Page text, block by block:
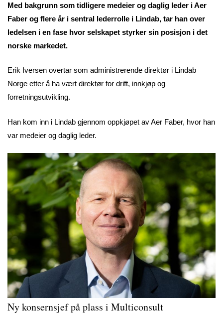
Med bakgrunn som tidligere medeier og daglig leder i Aer
Faber og flere år i sentral lederrolle i Lindab, tar han over
ledelsen i en fase hvor selskapet styrker sin posisjon i det
norske markedet.
Erik Iversen overtar som administrerende direktør i Lindab
Norge etter å ha vært direktør for drift, innkjøp og
forretningsutvikling.
Han kom inn i Lindab gjennom oppkjøpet av Aer Faber, hvor han
var medeier og daglig leder.
Ny konsernsjef på plass i Multiconsult